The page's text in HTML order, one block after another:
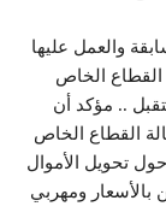
والعمل عليها
القطاع الخاص
.. مؤكد أن
القطاع الخاص
تحويل الأموال
بالأسعار ومهربي